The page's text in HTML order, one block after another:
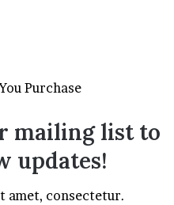
Purchase
mailing list to
updates!
amet, consectetur.